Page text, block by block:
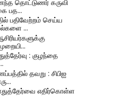
தொட்டுணர் கருவி
பத...
பதிவேற்றம் செய்ய
...
: குழந்தை
தவறு : சிபிஐ
எதிர்கொள்ள